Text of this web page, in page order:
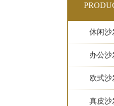
休闲沙
办公沙
欧式沙
真皮沙